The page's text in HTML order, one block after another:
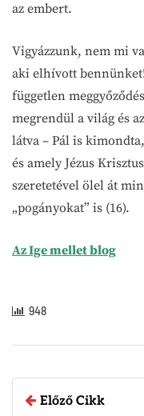
az embert.
Vigyázzunk, nem mi
aki elhívott
független
megrendül a világ és
látva – Pál is
és amely Jézus
szeretetével ölel át
„pogányokat” is (16).
Az Ige mellet blog
948
Előző Cikk